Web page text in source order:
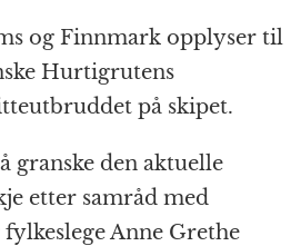
og Finnmark opplyser til
Hurtigrutens
på skipet.
granske den aktuelle
etter samråd med
Anne Grethe